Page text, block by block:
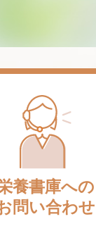
養書庫への
問い合わせ